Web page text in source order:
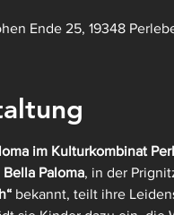
Ende 25, 19348
im Kulturkombinat
Bella Paloma, in der
bekannt, teilt ihre